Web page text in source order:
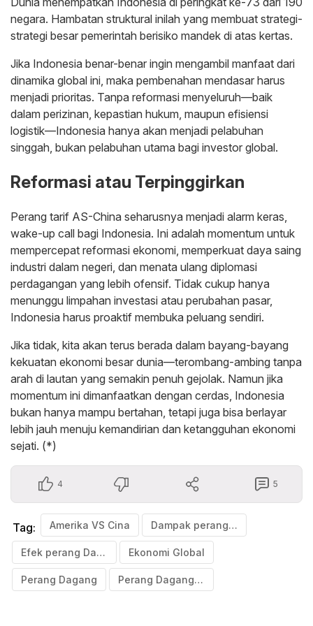
negara. Hambatan struktural inilah yang membuat strategi-
strategi besar pemerintah berisiko mandek di atas kertas.
Jika Indonesia benar-benar ingin mengambil manfaat dari
dinamika global ini, maka pembenahan mendasar harus
menjadi prioritas. Tanpa reformasi menyeluruh—baik
dalam perizinan, kepastian hukum, maupun efisiensi
logistik—Indonesia hanya akan menjadi pelabuhan
singgah, bukan pelabuhan utama bagi investor global.
Reformasi atau Terpinggirkan
Perang tarif AS-China seharusnya menjadi alarm keras,
wake-up call bagi Indonesia. Ini adalah momentum untuk
mempercepat reformasi ekonomi, memperkuat daya saing
industri dalam negeri, dan menata ulang diplomasi
perdagangan yang lebih ofensif. Tidak cukup hanya
menunggu limpahan investasi atau perubahan pasar,
Indonesia harus proaktif membuka peluang sendiri.
Jika tidak, kita akan terus berada dalam bayang-bayang
kekuatan ekonomi besar dunia—terombang-ambing tanpa
arah di lautan yang semakin penuh gejolak. Namun jika
momentum ini dimanfaatkan dengan cerdas, Indonesia
bukan hanya mampu bertahan, tetapi juga bisa berlayar
lebih jauh menuju kemandirian dan ketangguhan ekonomi
sejati. (*)
4 5
Tag: Amerika VS Cina Dampak perang Dagang cina dengan Amerika bagi Indonesia
Efek perang Dagang Amerika dan cina bagi indonesia Ekonomi Global
Perang Dagang Perang Dagang Amerika - Cina